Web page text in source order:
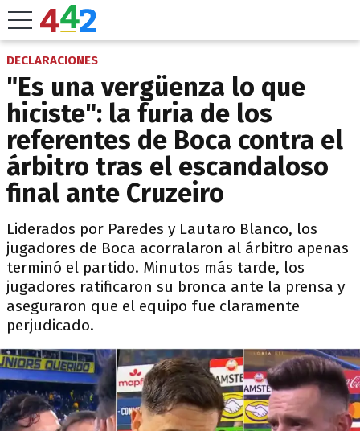
DECLARACIONES
"Es una vergüenza lo que
hiciste": la furia de los
referentes de Boca contra el
árbitro tras el escandaloso
final ante Cruzeiro
Liderados por Paredes y Lautaro Blanco, los
jugadores de Boca acorralaron al árbitro apenas
terminó el partido. Minutos más tarde, los
jugadores ratificaron su bronca ante la prensa y
aseguraron que el equipo fue claramente
perjudicado.